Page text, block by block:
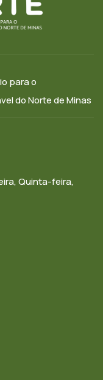
para o
do Norte de Minas
Quinta-feira,